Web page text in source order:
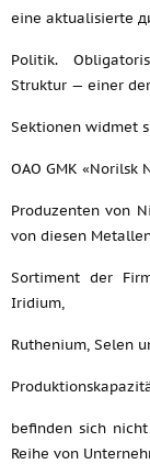
eine aktualisierte
Politik.
Struktur — einer der
Sektionen widmet
OAO GMK
Produzenten von
von diesen
Sortiment der
Iridium,
Ruthenium, Selen
befinden sich
Reihe von